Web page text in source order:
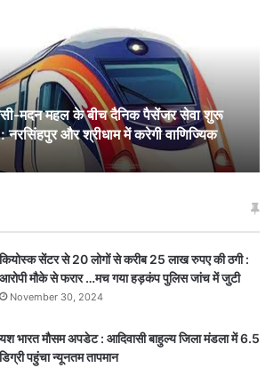
मदन महल के बीच दैनिक पैसेंजर सेवा शुरू
नरसिंहपुर और श्रीधाम में करेगी वाणिज्यिक
कियोस्क सेंटर से 20 लोगों से करीब 25 लाख रुपए की ठगी :
आरोपी मौके से फरार …मच गया हड़कंप पुलिस जांच में जुटी
November 30, 2024
यश भारत मौसम अपडेट : आदिवासी बाहुल्य जिला मंडला में 6.5
डिग्री पहुंचा न्यूनतम तापमान